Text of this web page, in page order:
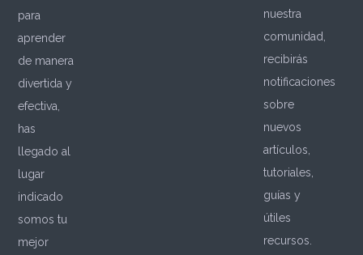
para
aprender
de manera
divertida y
efectiva,
has
llegado al
lugar
indicado
somos tu
mejor
nuestra
comunidad,
recibirás
notificaciones
sobre
nuevos
artículos,
tutoriales,
guías y
útiles
recursos.